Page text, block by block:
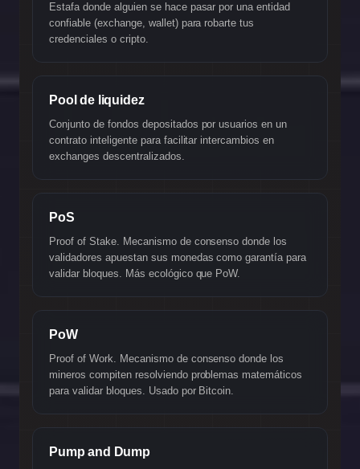
Estafa donde alguien se hace pasar por una entidad
confiable (exchange, wallet) para robarte tus
credenciales o cripto.
Pool de liquidez
Conjunto de fondos depositados por usuarios en un
contrato inteligente para facilitar intercambios en
exchanges descentralizados.
PoS
Proof of Stake. Mecanismo de consenso donde los
validadores apuestan sus monedas como garantía para
validar bloques. Más ecológico que PoW.
PoW
Proof of Work. Mecanismo de consenso donde los
mineros compiten resolviendo problemas matemáticos
para validar bloques. Usado por Bitcoin.
Pump and Dump